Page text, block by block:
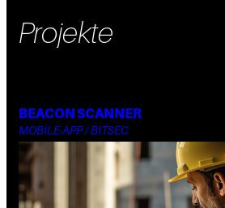
Projekte
BEACON SCANNER
MOBILE-APP / BITSEC